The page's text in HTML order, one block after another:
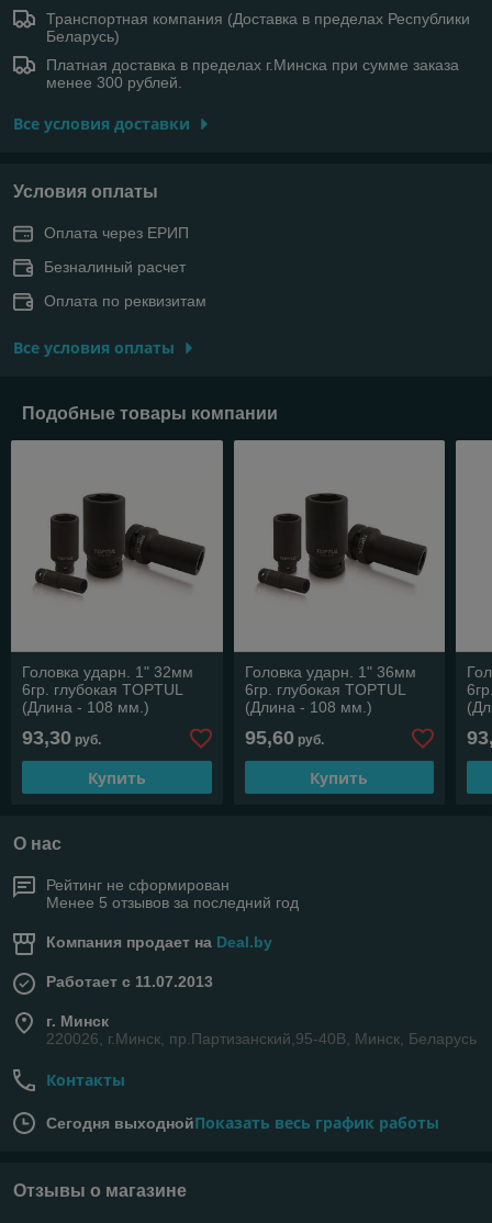
Транспортная компания (Доставка в пределах Республики
Беларусь)
Платная доставка в пределах г.Минска при сумме заказа
менее 300 рублей.
Все условия доставки
Условия оплаты
Оплата через ЕРИП
Безналиный расчет
Оплата по реквизитам
Все условия оплаты
Подобные товары компании
Головка ударн. 1" 32мм
6гр. глубокая TOPTUL
(Длина - 108 мм.)
93,30 руб.
Купить
Головка ударн. 1" 36мм
6гр. глубокая TOPTUL
(Длина - 108 мм.)
95,60руб.
Купить
О нас
Рейтинг не сформирован
Менее 5 отзывов за последний год
Компания продает на Deal.by
Работает с 11.07.2013
г. Минск
220026, г.Минск, пр.Партизанский,95-40В, Минск, Беларусь
Контакты
Сегодня выходнойПоказать весь график работы
Отзывы о магазине